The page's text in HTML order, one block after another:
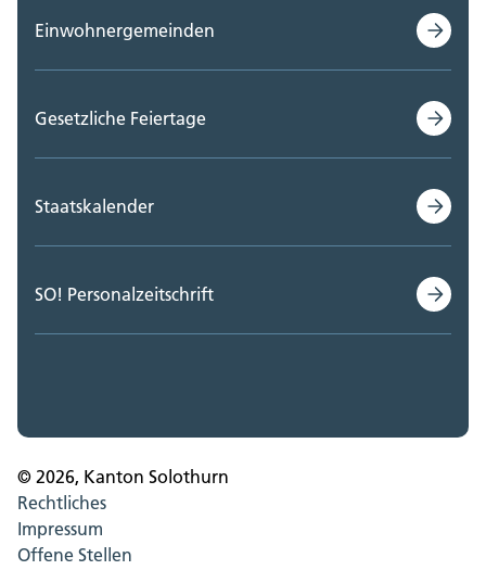
Einwohnergemeinden
Gesetzliche Feiertage
Staatskalender
SO! Personalzeitschrift
© 2026, Kanton Solothurn
Rechtliches
Impressum
Offene Stellen